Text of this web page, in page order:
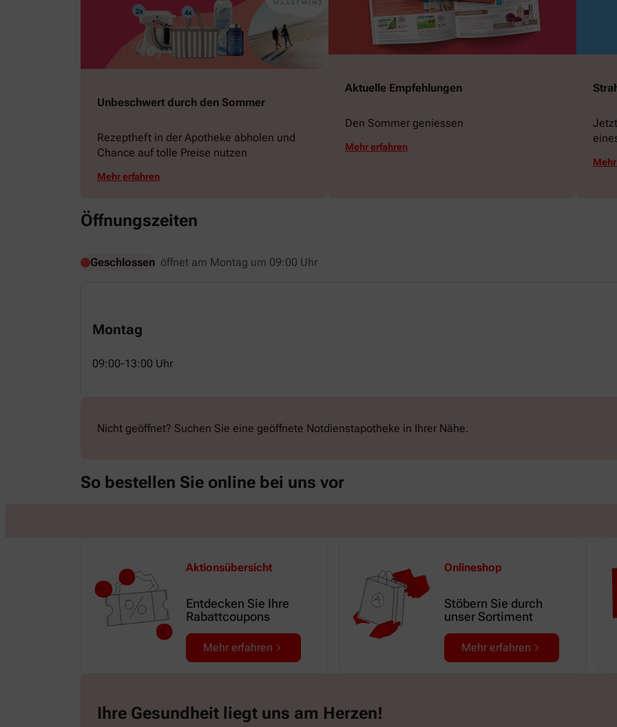
Unbeschwert durch den Sommer
Rezeptheft in der Apotheke abholen und
Chance auf tolle Preise nutzen
Mehr erfahren
Aktuelle Empfehlungen
Den Sommer geniessen
Mehr erfahren
Öffnungszeiten
Geschlossen öffnet am Montag um 09:00 Uhr
Montag
09:00-13:00 Uhr
Nicht geöffnet? Suchen Sie eine geöffnete Notdienstapotheke in Ihrer Nähe.
So bestellen Sie online bei uns vor
Aktionsübersicht
Entdecken Sie Ihre
Rabattcoupons
Mehr erfahren
Onlineshop
Stöbern Sie durch
unser Sortiment
Mehr erfahren
Ihre Gesundheit liegt uns am Herzen!